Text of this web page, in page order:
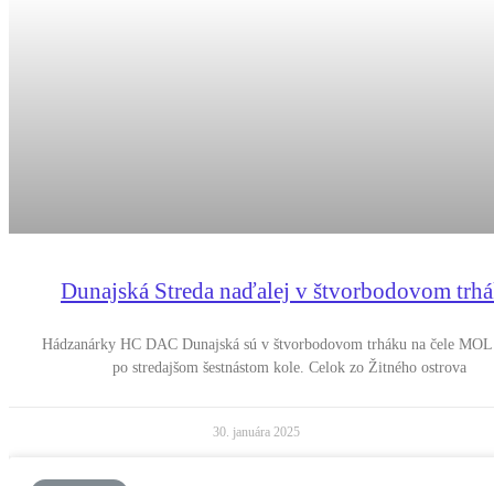
Dunajská Streda naďalej v štvorbodovom
Hádzanárky HC DAC Dunajská sú v štvorbodovom trháku na čele
po stredajšom šestnástom kole. Celok zo Žitného ostrova
30. januára 2025